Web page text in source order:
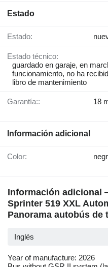
Estado
Estado:
Estado técnico:
guardado en garaje, en
funcionamiento, no ha
libro de mantenimiento
Garantía:: 18
Información adicional
Color:
Información adicional
Sprinter 519 XXL
Panorama autobús de
Inglés
Year of manufacture: 2026